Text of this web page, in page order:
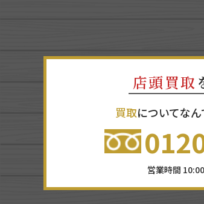
店頭買取
買取についてな
営業時間